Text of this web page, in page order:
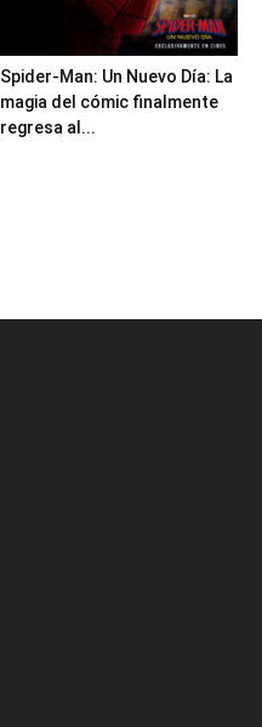
Spider-Man: Un Nuevo Día: La
magia del cómic finalmente
regresa al...